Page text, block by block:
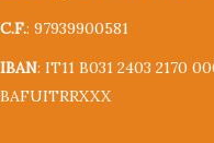
C.F.: 97939900581
IBAN: IT11 B031 2403 2170
BAFUITRRXXX